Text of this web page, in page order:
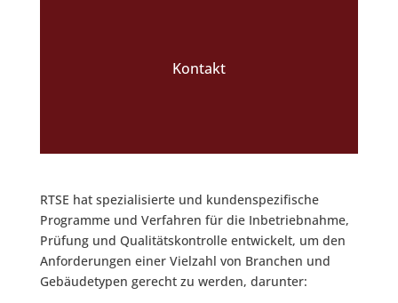
Kontakt
RTSE hat spezialisierte und kundenspezifische
Programme und Verfahren für die Inbetriebnahme,
Prüfung und Qualitätskontrolle entwickelt, um den
Anforderungen einer Vielzahl von Branchen und
Gebäudetypen gerecht zu werden, darunter: